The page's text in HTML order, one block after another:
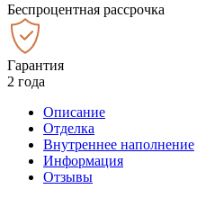
Беспроцентная рассрочка
Гарантия
2 года
Описание
Отделка
Внутреннее наполнение
Информация
Отзывы